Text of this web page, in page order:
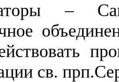
–
св.